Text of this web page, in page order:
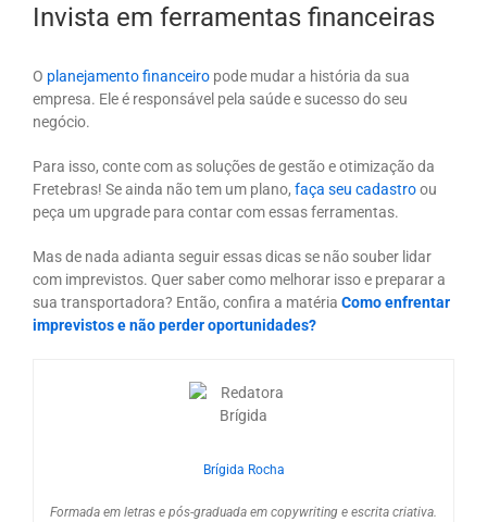
Invista em ferramentas financeiras
O planejamento financeiro pode mudar a história da sua
empresa. Ele é responsável pela saúde e sucesso do seu
negócio.
Para isso, conte com as soluções de gestão e otimização da
Fretebras! Se ainda não tem um plano, faça seu cadastroou
peça um upgrade para contar com essas ferramentas.
Mas de nada adianta seguir essas dicas se não souber lidar
com imprevistos. Quer saber como melhorar isso e preparar a
sua transportadora? Então, confira a matéria Como enfrentar
imprevistos e não perder oportunidades?
Brígida Rocha
Formada em letras e pós-graduada em copywriting e escrita criativa.